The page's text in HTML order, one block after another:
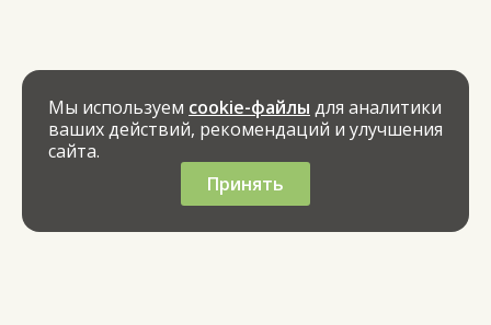
Мы используем cookie-файлы для аналитики
ваших действий, рекомендаций и улучшения
сайта.
Принять